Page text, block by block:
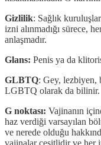
Gizlilik: Sağlık
izni alınmadığı sürece,
anlaşmadır.
Glans: Penis ya da
GLBTQ: Gey, lezbiyen,
LGBTQ olarak da bilinir.
G noktası: Vajinanın
haz verdiği varsayılan
ve nerede olduğu